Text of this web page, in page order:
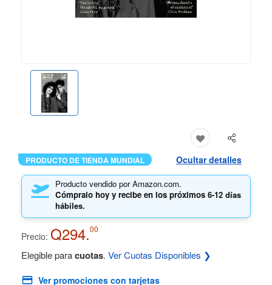
PRODUCTO DE TIENDA MUNDIAL Ocultar detalles
Producto vendido por Amazon.com.
Cómpralo hoy y recibe en los próximos 6-12 días
hábiles.
Precio: Q294.00
Elegible paracuotas. Ver Cuotas Disponibles ❯
Ver promociones con tarjetas